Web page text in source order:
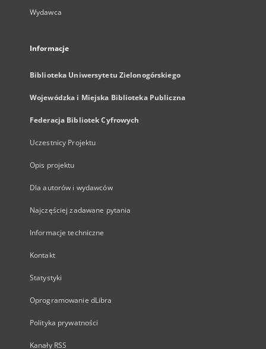
Wydawca
Informacje
Biblioteka Uniwersytetu Zielonogórskiego
Wojewódzka i Miejska Biblioteka Publiczna
Federacja Bibliotek Cyfrowych
Uczestnicy Projektu
Opis projektu
Dla autorów i wydawców
Najczęściej zadawane pytania
Informacje techniczne
Kontakt
Statystyki
Oprogramowanie dLibra
Polityka prywatności
Kanały RSS